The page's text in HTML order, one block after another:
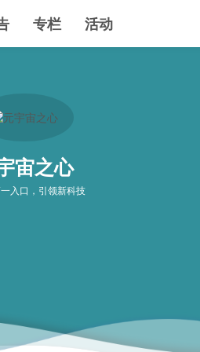
专栏 活动
宙之心
入口，引领新科技